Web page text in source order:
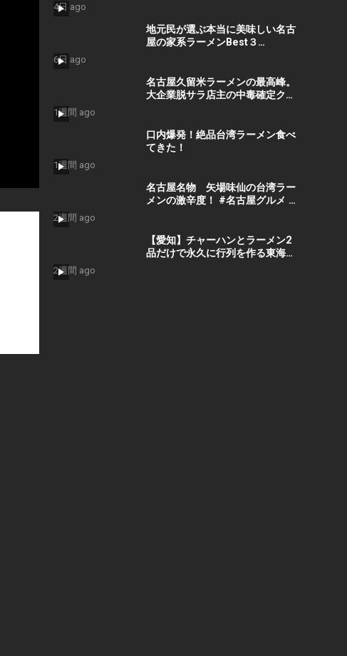
and drinking in Nagoya, Japan
4日 ago
地元民が選ぶ本当に美味しい名古
屋の家系ラーメンBest３
6日 ago
名古屋久留米ラーメンの最高峰。
大企業脱サラ店主の中毒確定クサ
1週間 ago
口内爆発！絶品台湾ラーメン食べ
てきた！
1週間 ago
名古屋名物 矢場味仙の台湾ラー
メンの激辛度！ #名古屋グルメ #
2週間 ago
【愛知】チャーハンとラーメン2
品だけで永久に行列を作る東海最
2週間 ago